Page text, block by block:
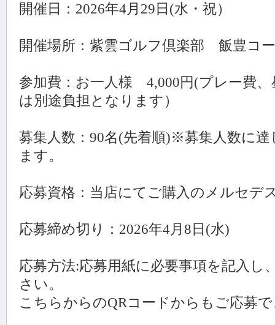
開催日：2026年4月29日(水・祝）
開催場所：紫雲ゴルフ倶楽部 飯豊コ
参加費：お一人様 4,000円(プレー費
は別途負担となります）
募集人数：90名(先着順)※募集人数に
ます。
応募資格：当店にてご購入のメルセデ
応募締め切り：2026年4月8日(水)
応募方法:応募用紙に必要事項を記入し
さい。
こちらからのQRコードからもご応募